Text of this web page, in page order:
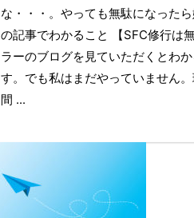
な・・・。やっても無駄になった
の記事でわかること 【SFC修行は
ラーのブログを見ていただくとわ
す。でも私はまだやっていません
間 ...